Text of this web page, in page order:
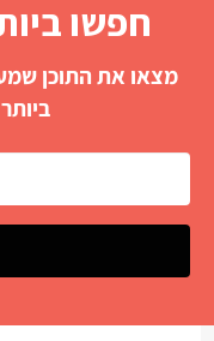
חפשו ביותר מ-
מצאו את התוכן